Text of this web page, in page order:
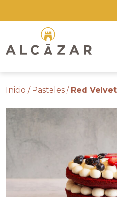
Inicio / Pasteles / Red Velvet